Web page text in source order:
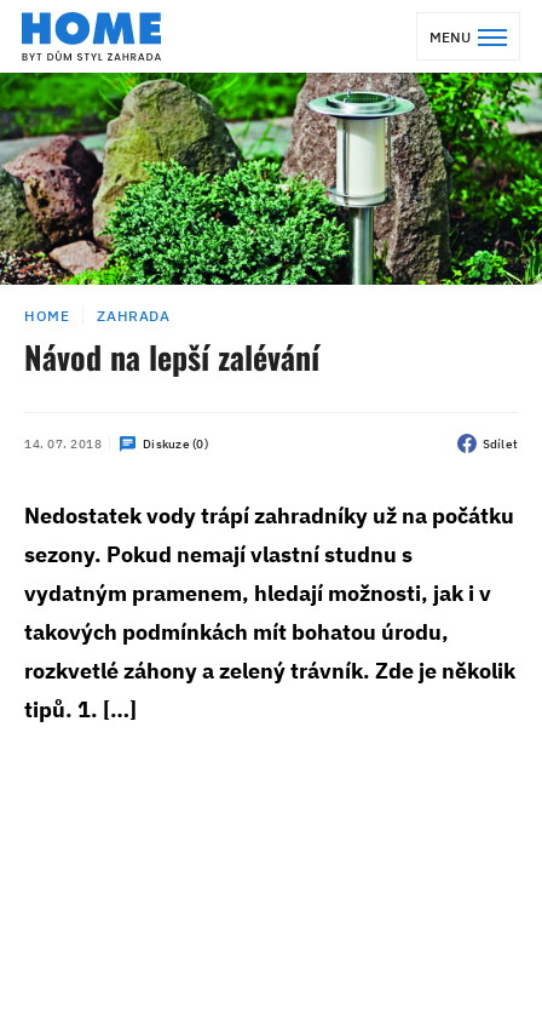
MENU
HOME ZAHRADA
Návod na lepší zalévání
14. 07. 2018 Diskuze (0) Sdílet
Nedostatek vody trápí zahradníky už na počátku
sezony. Pokud nemají vlastní studnu s
vydatným pramenem, hledají možnosti, jak i v
takových podmínkách mít bohatou úrodu,
rozkvetlé záhony a zelený trávník. Zde je několik
tipů. 1. […]